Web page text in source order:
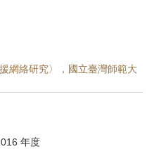
網絡研究〉，國立臺灣師範大
年度